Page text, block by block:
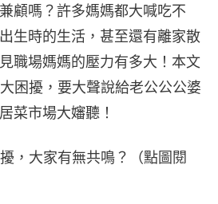
顧嗎？許多媽媽都大喊吃不
生時的生活，甚至還有離家散
職場媽媽的壓力有多大！本文
困擾，要大聲說給老公公公婆
菜市場大嬸聽！
，大家有無共鳴？（點圖閱